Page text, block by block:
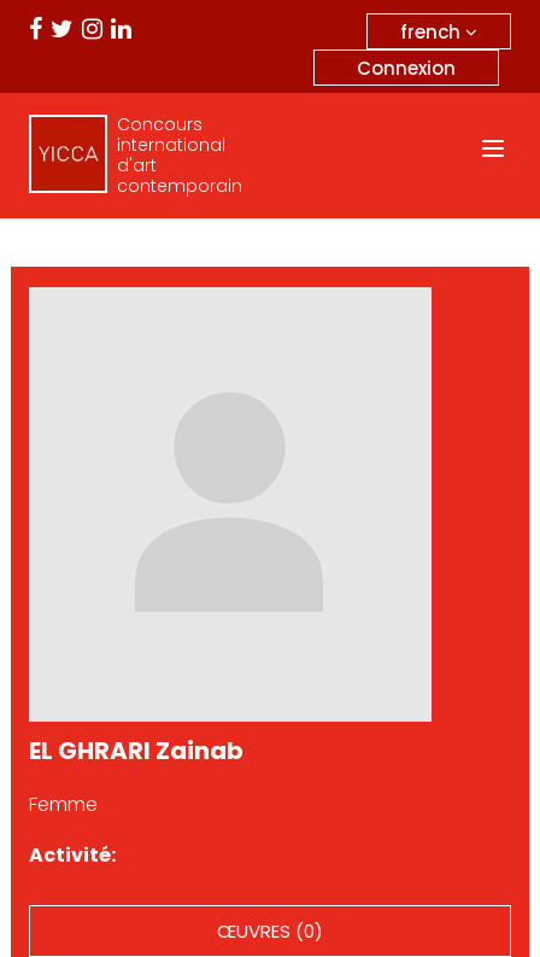
french
Connexion
Concours
international
d'art
contemporain
EL GHRARI Zainab
Femme
Activité:
ŒUVRES (0)